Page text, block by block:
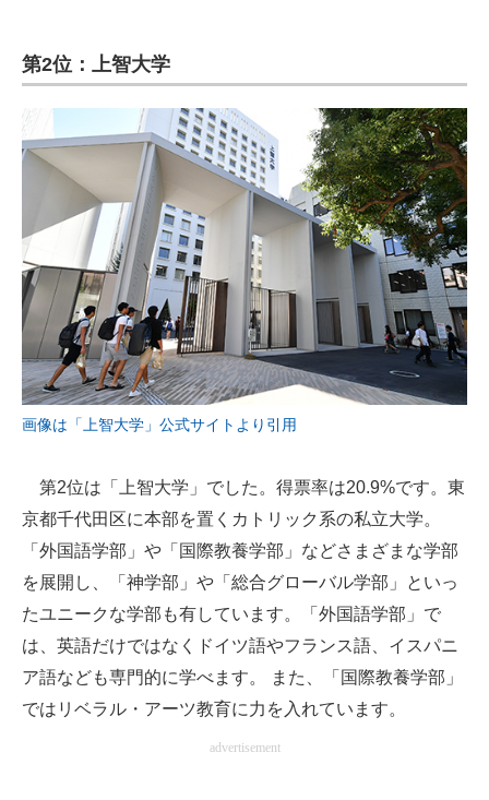
製造業のIT導入・活用を支援
エレクトロニクス専門サイト
電子設計の基本と応用
エネルギーの専門メディア
建設×テクノロジーの最前線
ちょっと気になるネットの話題
第2位：上智大学
画像は「上智大学」公式サイトより引用
第2位は「上智大学」でした。得票率は20.9%です。東
京都千代田区に本部を置くカトリック系の私立大学。
「外国語学部」や「国際教養学部」などさまざまな学部
を展開し、「神学部」や「総合グローバル学部」といっ
たユニークな学部も有しています。「外国語学部」で
は、英語だけではなくドイツ語やフランス語、イスパニ
ア語なども専門的に学べます。 また、「国際教養学部」
ではリベラル・アーツ教育に力を入れています。
advertisement